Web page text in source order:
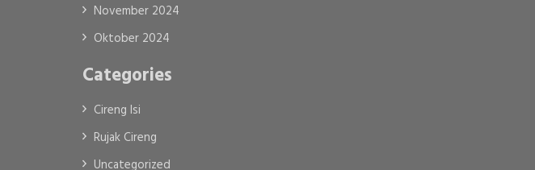
November 2024
Oktober 2024
Categories
Cireng Isi
Rujak Cireng
Uncategorized